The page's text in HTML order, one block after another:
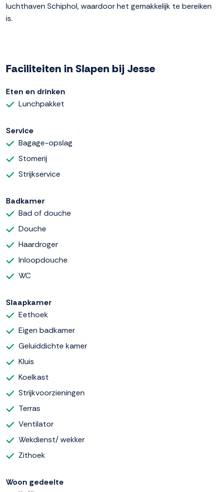
luchthaven Schiphol, waardoor het gemakkelijk te bereiken
is.
Faciliteiten in Slapen bij Jesse
Eten en drinken
Lunchpakket
Service
Bagage-opslag
Stomerij
Strijkservice
Badkamer
Bad of douche
Douche
Haardroger
Inloopdouche
WC
Slaapkamer
Eethoek
Eigen badkamer
Geluiddichte kamer
Kluis
Koelkast
Strijkvoorzieningen
Terras
Ventilator
Wekdienst/ wekker
Zithoek
Woon gedeelte